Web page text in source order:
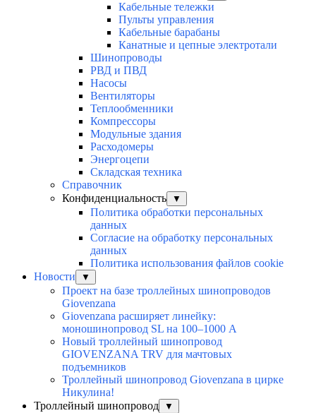
Кабельные тележки
Пульты управления
Кабельные барабаны
Канатные и цепные электротали
Шинопроводы
РВД и ПВД
Насосы
Вентиляторы
Теплообменники
Компрессоры
Модульные здания
Расходомеры
Энергоцепи
Складская техника
Справочник
Конфиденциальность
▼
Политика обработки персональных
данных
Согласие на обработку персональных
данных
Политика использования файлов cookie
Новости
▼
Проект на базе троллейных шинопроводов
Giovenzana
Giovenzana расширяет линейку:
моношинопровод SL на 100–1000 А
Новый троллейный шинопровод
GIOVENZANA TRV для мачтовых
подъемников
Троллейный шинопровод Giovenzana в цирке
Никулина!
Троллейный шинопровод
▼